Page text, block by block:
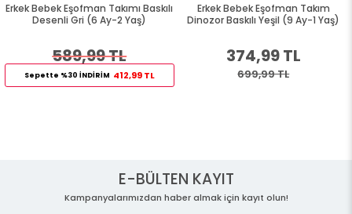
Erkek Bebek Eşofman Takımı Baskılı
Desenli Gri (6 Ay-2 Yaş)
589,99 TL
Sepette %30 İNDİRİM 412,99 TL
Erkek Bebek Eşofman Takım
Dinozor Baskılı Yeşil (9 Ay-1 Yaş)
374,99 TL
699,99 TL
E-BÜLTEN KAYIT
Kampanyalarımızdan haber almak için kayıt olun!